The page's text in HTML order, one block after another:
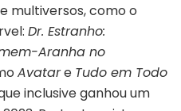
multiversos, como o
Dr. Estranho:
Aranha no
Avatare Tudo em Todo
inclusive ganhou um